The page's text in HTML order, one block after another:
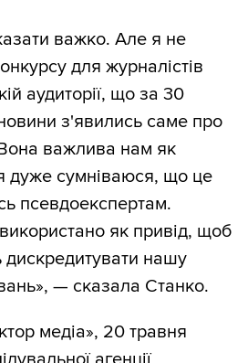
важко. Але я не
для журналістів
аудиторії, що за 30
з'явились саме про
важлива нам як
дуже сумніваюся, що це
псевдоекспертам.
як привід, щоб
дискредитувати нашу
— сказала Станко.
медіа», 20 травня